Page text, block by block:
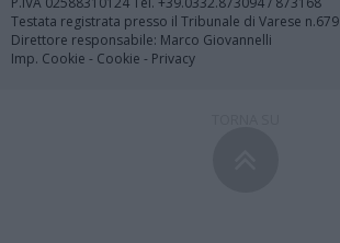
Testata registrata presso il Tribunale di Varese n.679
Direttore responsabile: Marco Giovannelli
Imp. Cookie - Cookie - Privacy